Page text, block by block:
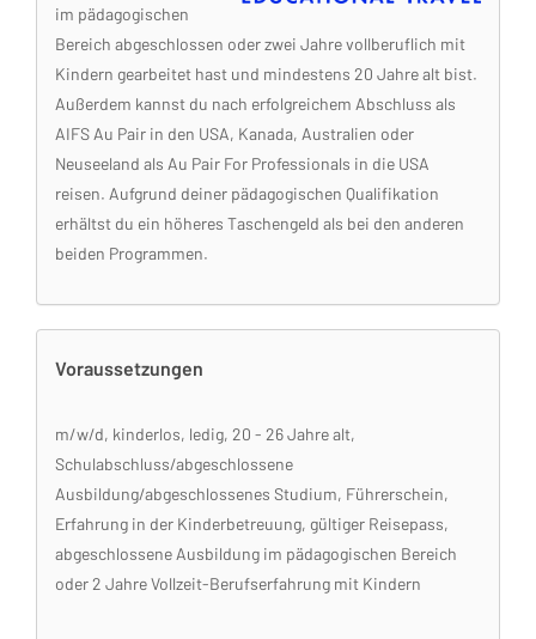
im pädagogischen
Bereich abgeschlossen oder zwei Jahre vollberuflich mit
Kindern gearbeitet hast und mindestens 20 Jahre alt bist.
Außerdem kannst du nach erfolgreichem Abschluss als
AIFS Au Pair in den USA, Kanada, Australien oder
Neuseeland als Au Pair For Professionals in die USA
reisen. Aufgrund deiner pädagogischen Qualifikation
erhältst du ein höheres Taschengeld als bei den anderen
beiden Programmen.
Voraussetzungen
m/w/d, kinderlos, ledig, 20 - 26 Jahre alt,
Schulabschluss/abgeschlossene
Ausbildung/abgeschlossenes Studium, Führerschein,
Erfahrung in der Kinderbetreuung, gültiger Reisepass,
abgeschlossene Ausbildung im pädagogischen Bereich
oder 2 Jahre Vollzeit-Berufserfahrung mit Kindern